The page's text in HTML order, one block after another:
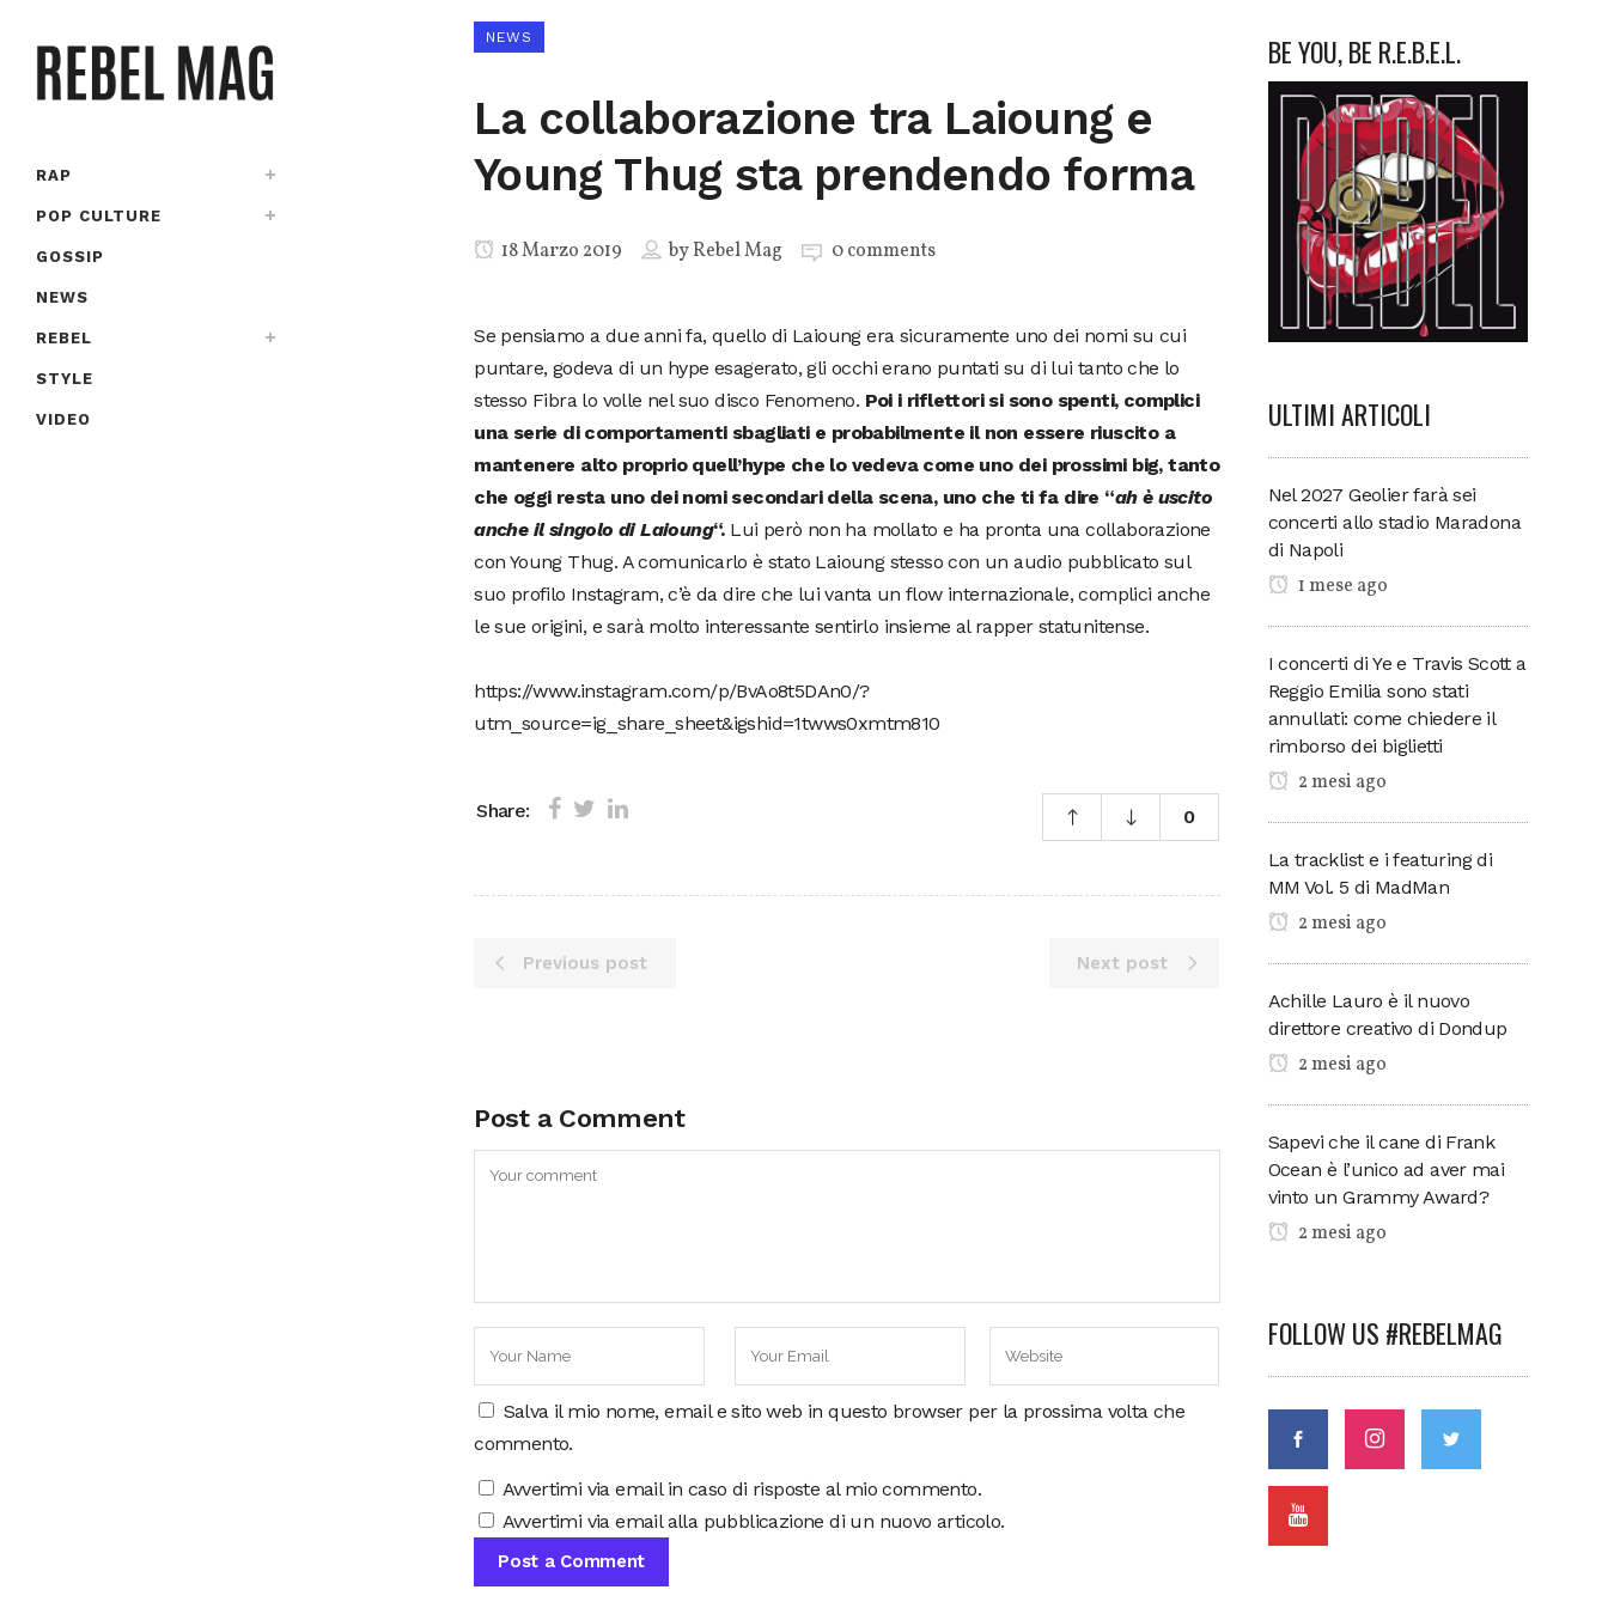
RAP
POP CULTURE
GOSSIP
NEWS
REBEL
STYLE
VIDEO
NEWS
La collaborazione tra Laioung e
Young Thug sta prendendo forma
18 Marzo 2019 byRebel Mag 0 comments
Se pensiamo a due anni fa, quello di Laioung era sicuramente uno dei nomi su cui
puntare, godeva di un hype esagerato, gli occhi erano puntati su di lui tanto che lo
stesso Fibra lo volle nel suo disco Fenomeno. Poi i riflettori si sono spenti, complici
una serie di comportamenti sbagliati e probabilmente il non essere riuscito a
mantenere alto proprio quell’hype che lo vedeva come uno dei prossimi big, tanto
che oggi resta uno dei nomi secondari della scena, uno che ti fa dire “ah è uscito
anche il singolo di Laioung“.Lui però non ha mollato e ha pronta una collaborazione
con Young Thug. A comunicarlo è stato Laioung stesso con un audio pubblicato sul
suo profilo Instagram, c’è da dire che lui vanta un flow internazionale, complici anche
le sue origini, e sarà molto interessante sentirlo insieme al rapper statunitense.
https://www.instagram.com/p/BvAo8t5DAn0/?
utm_source=ig_share_sheet&igshid=1twws0xmtm810
Share: 0
Previous post Next post
Post a Comment
Salva il mio nome, email e sito web in questo browser per la prossima volta che
commento.
Avvertimi via email in caso di risposte al mio commento.
Avvertimi via email alla pubblicazione di un nuovo articolo.
BE YOU, BE R.E.B.E.L.
ULTIMI ARTICOLI
Nel 2027 Geolier farà sei
concerti allo stadio Maradona
di Napoli
1 mese ago
I concerti di Ye e Travis Scott a
Reggio Emilia sono stati
annullati: come chiedere il
rimborso dei biglietti
2 mesi ago
La tracklist e i featuring di
MM Vol. 5 di MadMan
2 mesi ago
Achille Lauro è il nuovo
direttore creativo di Dondup
2 mesi ago
Sapevi che il cane di Frank
Ocean è l’unico ad aver mai
vinto un Grammy Award?
2 mesi ago
FOLLOW US #REBELMAG